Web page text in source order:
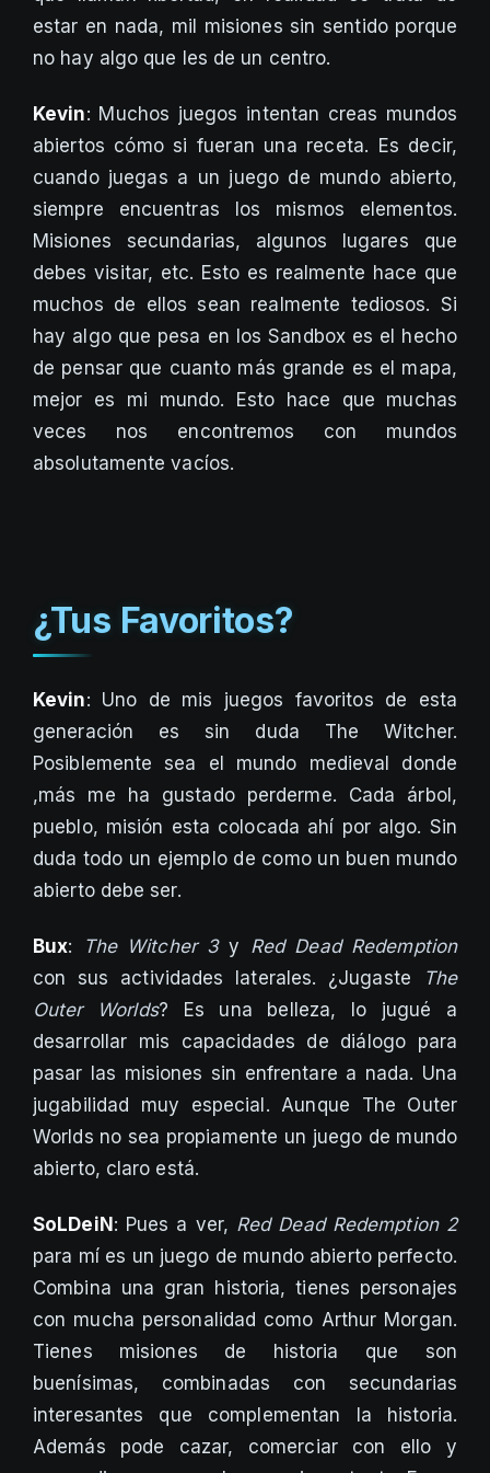
estar en nada, mil misiones sin sentido porque
no hay algo que les de un centro.
Kevin: Muchos juegos intentan creas mundos
abiertos cómo si fueran una receta. Es decir,
cuando juegas a un juego de mundo abierto,
siempre encuentras los mismos elementos.
Misiones secundarias, algunos lugares que
debes visitar, etc. Esto es realmente hace que
muchos de ellos sean realmente tediosos. Si
hay algo que pesa en los Sandbox es el hecho
de pensar que cuanto más grande es el mapa,
mejor es mi mundo. Esto hace que muchas
veces nos encontremos con mundos
absolutamente vacíos.
¿Tus Favoritos?
Kevin: Uno de mis juegos favoritos de esta
generación es sin duda The Witcher.
Posiblemente sea el mundo medieval donde
,más me ha gustado perderme. Cada árbol,
pueblo, misión esta colocada ahí por algo. Sin
duda todo un ejemplo de como un buen mundo
abierto debe ser.
Bux: The Witcher 3y Red Dead Redemption
con sus actividades laterales. ¿Jugaste
The
Outer Worlds? Es una belleza, lo jugué a
desarrollar mis capacidades de diálogo para
pasar las misiones sin enfrentare a nada. Una
jugabilidad muy especial. Aunque The Outer
Worlds no sea propiamente un juego de mundo
abierto, claro está.
SoLDeiN : Pues a ver, Red Dead Redemption 2
para mí es un juego de mundo abierto perfecto.
Combina una gran historia, tienes personajes
con mucha personalidad como Arthur Morgan.
Tienes misiones de historia que son
buenísimas, combinadas con secundarias
interesantes que complementan la historia.
Además pode cazar, comerciar con ello y